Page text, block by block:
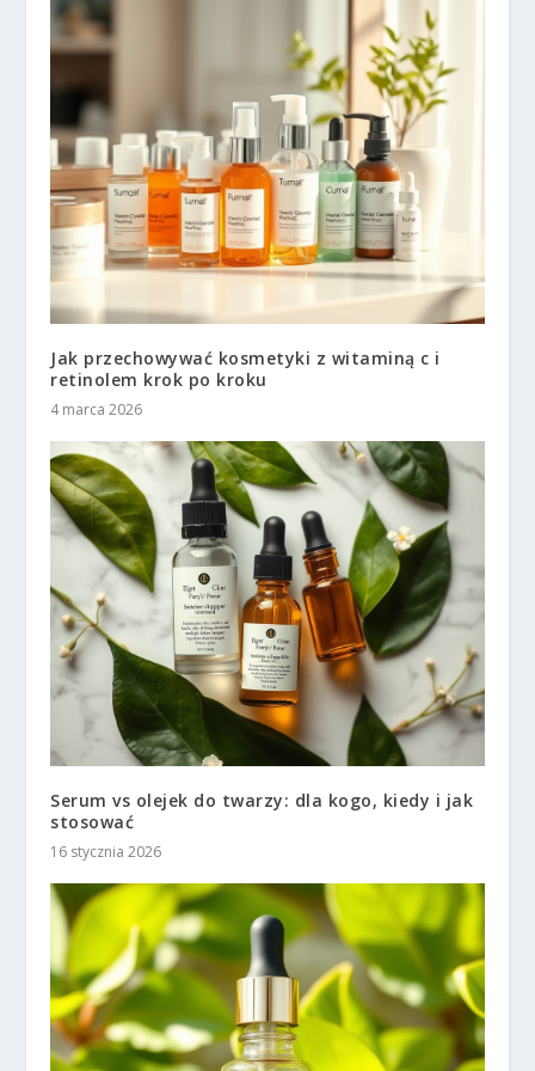
Jak przechowywać kosmetyki z witaminą c i
retinolem krok po kroku
4 marca 2026
Serum vs olejek do twarzy: dla kogo, kiedy i jak
stosować
16 stycznia 2026